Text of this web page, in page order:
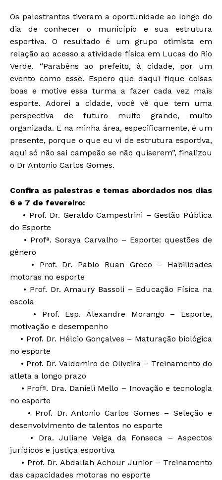
Os palestrantes tiveram a oportunidade ao longo do
dia de conhecer o município e sua estrutura
esportiva. O resultado é um grupo otimista em
relação ao acesso a atividade física em Lucas do Rio
Verde. “Parabéns ao prefeito, à cidade, por um
evento como esse. Espero que daqui fique coisas
boas e motive essa turma a fazer cada vez mais
esporte. Adorei a cidade, você vê que tem uma
perspectiva de futuro muito grande, muito
organizada. E na minha área, especificamente, é um
presente, porque o que eu vi de estrutura esportiva,
aqui só não sai campeão se não quiserem”, finalizou
o Dr Antonio Carlos Gomes.
Confira as palestras e temas abordados nos dias
6 e 7 de fevereiro:
• Prof. Dr. Geraldo Campestrini – Gestão Pública
do Esporte
• Profª. Soraya Carvalho – Esporte: questões de
gênero
• Prof. Dr. Pablo Ruan Greco – Habilidades
motoras no esporte
• Prof. Dr. Amaury Bassoli – Educação Física na
escola
• Prof. Esp. Alexandre Morango – Esporte,
motivação e desempenho
• Prof. Dr. Hélcio Gonçalves – Maturação biológica
no esporte
• Prof. Dr. Valdomiro de Oliveira – Treinamento do
atleta a longo prazo
• Profª. Dra. Danieli Mello – Inovação e tecnologia
no esporte
• Prof. Dr. Antonio Carlos Gomes – Seleção e
desenvolvimento de talentos no esporte
• Dra. Juliane Veiga da Fonseca – Aspectos
jurídicos e justiça esportiva
• Prof. Dr. Abdallah Achour Junior – Treinamento
das capacidades motoras no esporte